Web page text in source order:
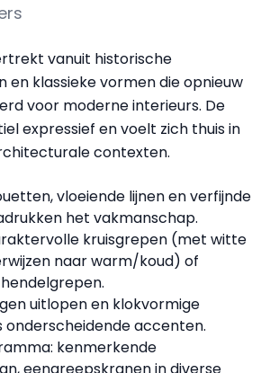
vanuit historische
en klassieke vormen die opnieuw
voor moderne interieurs. De
expressief en voelt zich thuis in
contexten.
vloeiende lijnen en verfijnde
het vakmanschap.
kruisgrepen (met witte
naar warm/koud) of
uitlopen en klokvormige
onderscheidende accenten.
kenmerkende
eengreepskranen in diverse